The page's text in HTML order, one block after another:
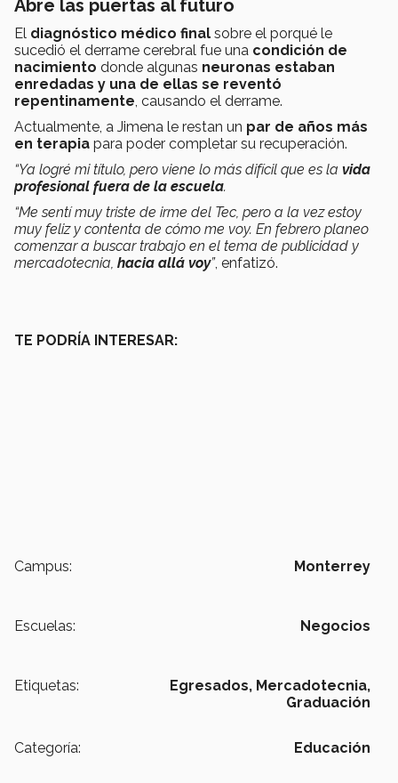
Abre las puertas al futuro
El diagnóstico médico final sobre el porqué le
sucedió el derrame cerebral fue una condición de
nacimiento donde algunas neuronas estaban
enredadas y una de ellas se reventó
repentinamente , causando el derrame.
Actualmente, a Jimena le restan un par de años más
en terapia para poder completar su recuperación.
“Ya logré mi título, pero viene lo más difícil que es la vida
profesional fuera de la escuela.
“Me sentí muy triste de irme del Tec, pero a la vez estoy
muy feliz y contenta de cómo me voy. En febrero planeo
comenzar a buscar trabajo en el tema de publicidad y
mercadotecnia, hacia allá voy”, enfatizó.
TE PODRÍA INTERESAR:
Campus: Monterrey
Escuelas: Negocios
Etiquetas: Egresados, Mercadotecnia,
Graduación
Categoría: Educación